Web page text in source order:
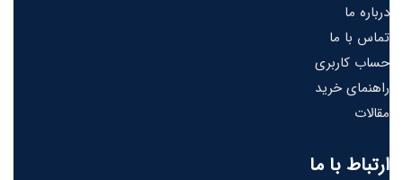
درباره ما
تماس با ما
حساب کاربری
راهنمای خرید
مقالات
ارتباط با ما